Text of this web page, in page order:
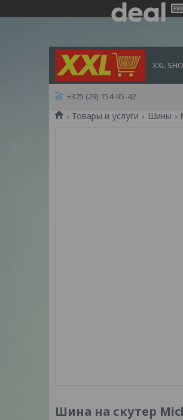
XXL
+375 (29) 154-95-42
Товары и услуги Шины
Шина на скутер